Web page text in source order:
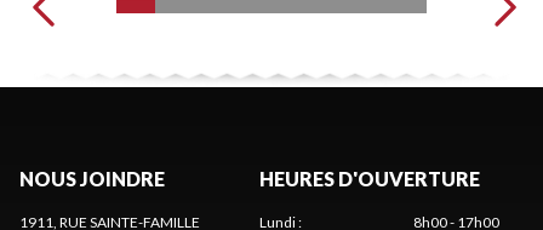
NOUS JOINDRE
1911, RUE SAINTE-FAMILLE
HEURES D'OUVERTURE
Lundi:
8h00 - 17h00